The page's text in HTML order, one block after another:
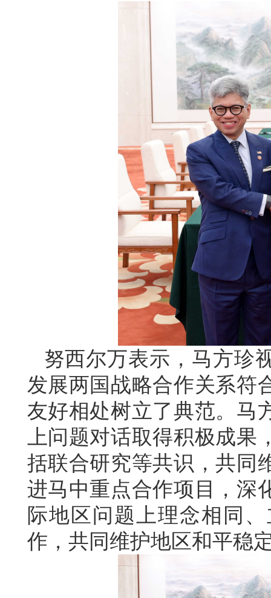
努西尔万表示，马方珍
发展两国战略合作关系符
友好相处树立了典范。马
上问题对话取得积极成
括联合研究等共识，共同
进马中重点合作项目，深
际地区问题上理念相同
作，共同维护地区和平稳